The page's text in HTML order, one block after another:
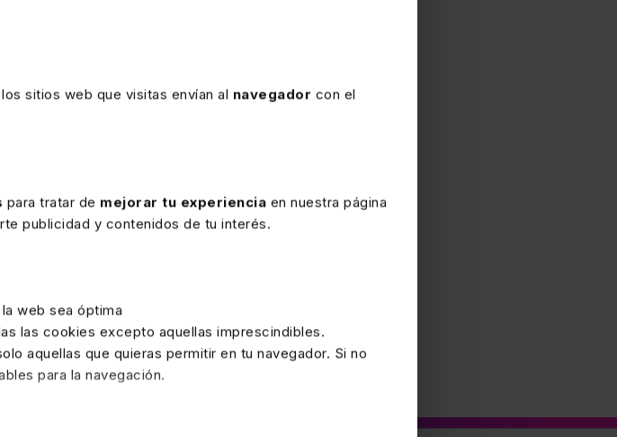
sitios web que visitas envían al navegador con el
para tratar de mejorar tu experiencia en nuestra página
publicidad y contenidos de tu interés.
web sea óptima
las cookies excepto aquellas imprescindibles.
aquellas que quieras permitir en tu navegador. Si no
para la navegación.
circunstancias análogas, y que, a 1-1-2022 no haya
por aplicar el régimen especial para personas
el plazo de los 10 periodos impositivos siguientes a
español que les habilite para aplicar el régimen.
redacc DF Gipuzkoa 18/2022EDL 2022/37833